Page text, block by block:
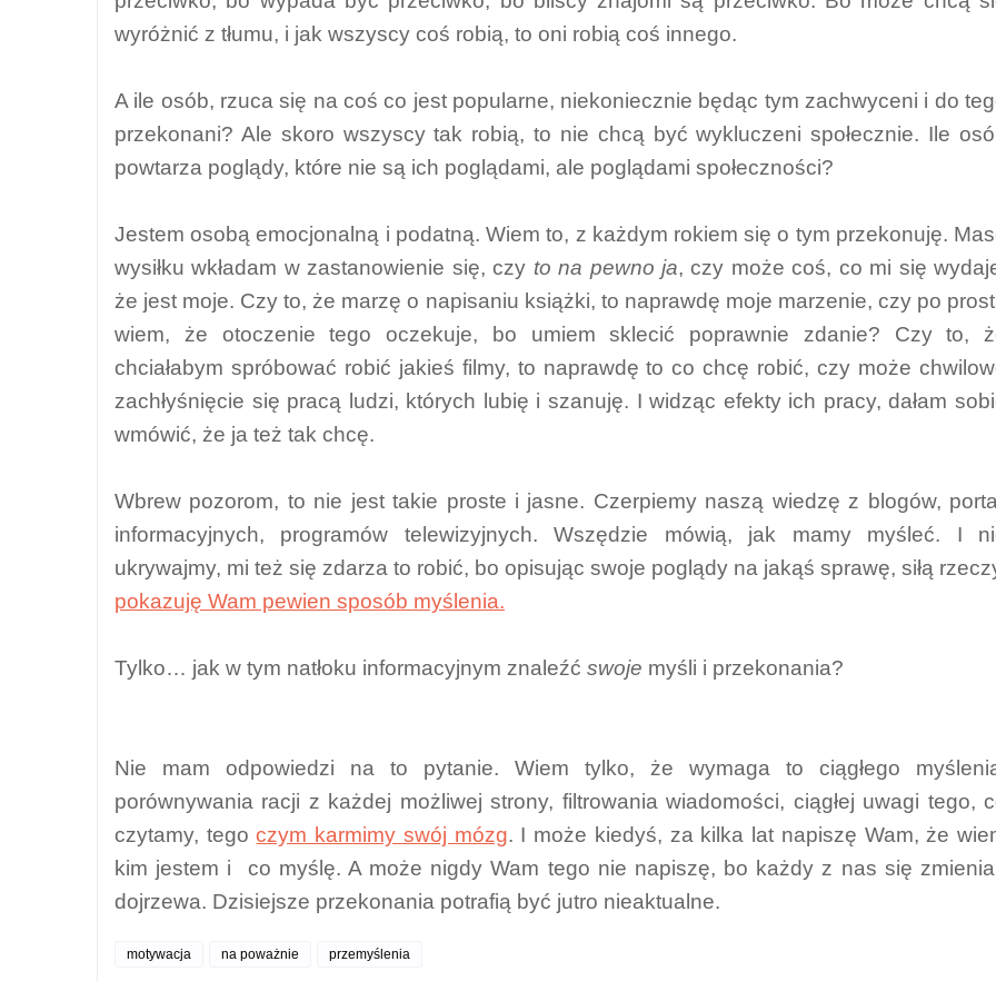
wyróżnić z tłumu, i jak wszyscy coś robią, to oni robią coś innego.
A ile osób, rzuca się na coś co jest popularne, niekoniecznie będąc tym zachwyceni i do
przekonani? Ale skoro wszyscy tak robią, to nie chcą być wykluczeni społecznie. Ile
powtarza poglądy, które nie są ich poglądami, ale poglądami społeczności?
Jestem osobą emocjonalną i podatną. Wiem to, z każdym rokiem się o tym przekonuję.
wysiłku wkładam w zastanowienie się, czy to na pewno ja, czy może coś, co mi się
że jest moje. Czy to, że marzę o napisaniu książki, to naprawdę moje marzenie, czy po
wiem, że otoczenie tego oczekuje, bo umiem sklecić poprawnie zdanie? Czy to,
chciałabym spróbować robić jakieś filmy, to naprawdę to co chcę robić, czy może
zachłyśnięcie się pracą ludzi, których lubię i szanuję. I widząc efekty ich pracy, dałam
wmówić, że ja też tak chcę.
Wbrew pozorom, to nie jest takie proste i jasne. Czerpiemy naszą wiedzę z blogów,
informacyjnych, programów telewizyjnych. Wszędzie mówią, jak mamy myśleć. I
ukrywajmy, mi też się zdarza to robić, bo opisując swoje poglądy na jakąś sprawę, siłą
pokazuję Wam pewien sposób myślenia.
Tylko… jak w tym natłoku informacyjnym znaleźć swoje myśli i przekonania?
Nie mam odpowiedzi na to pytanie. Wiem tylko, że wymaga to ciągłego
porównywania racji z każdej możliwej strony, filtrowania wiadomości, ciągłej uwagi tego,
czytamy, tegoczym karmimy swój mózg. I może kiedyś, za kilka lat napiszę Wam, że
kim jestem i co myślę. A może nigdy Wam tego nie napiszę, bo każdy z nas się
dojrzewa. Dzisiejsze przekonania potrafią być jutro nieaktualne.
motywacja na poważnie przemyślenia